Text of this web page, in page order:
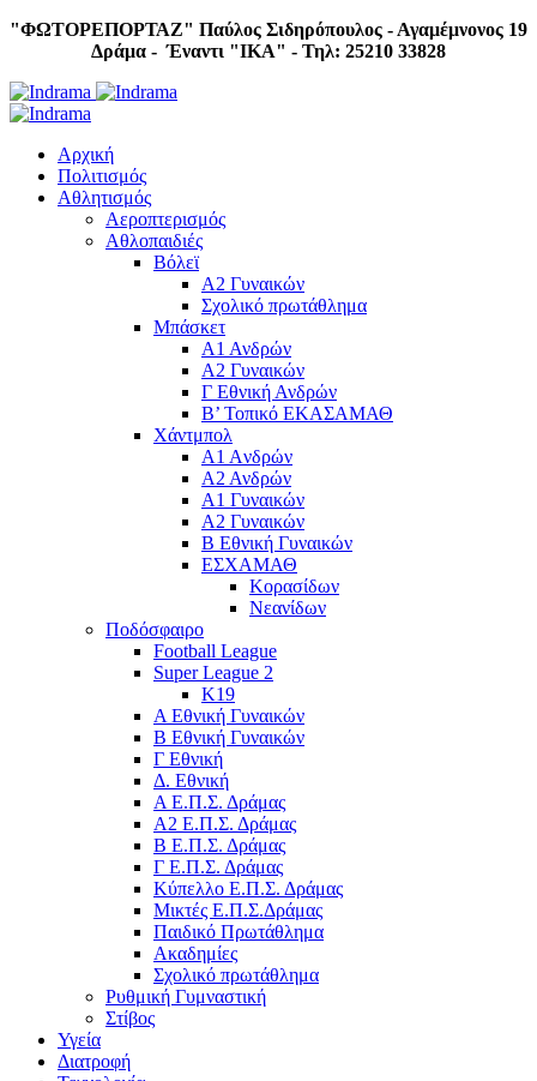
"ΦΩΤΟΡΕΠΟΡΤΑΖ" Παύλος Σιδηρόπουλος - Αγαμέμνονος 19
Δράμα - Έναντι "IKA" - Τηλ: 25210 33828
Αρχική
Πολιτισμός
Αθλητισμός
Αεροπτερισμός
Αθλοπαιδιές
Βόλεϊ
Α2 Γυναικών
Σχολικό πρωτάθλημα
Μπάσκετ
Α1 Ανδρών
Α2 Γυναικών
Γ Εθνική Ανδρών
Β’ Τοπικό ΕΚΑΣΑΜΑΘ
Χάντμπολ
A1 Aνδρών
Α2 Ανδρών
Α1 Γυναικών
Α2 Γυναικών
Β Εθνική Γυναικών
ΕΣΧΑΜΑΘ
Κορασίδων
Νεανίδων
Ποδόσφαιρο
Football League
Super League 2
Κ19
A Εθνική Γυναικών
Β Εθνική Γυναικών
Γ Εθνική
Δ. Εθνική
Α Ε.Π.Σ. Δράμας
Α2 Ε.Π.Σ. Δράμας
Β Ε.Π.Σ. Δράμας
Γ Ε.Π.Σ. Δράμας
Κύπελλο Ε.Π.Σ. Δράμας
Μικτές Ε.Π.Σ.Δράμας
Παιδικό Πρωτάθλημα
Ακαδημίες
Σχολικό πρωτάθλημα
Ρυθμική Γυμναστική
Στίβος
Υγεία
Διατροφή